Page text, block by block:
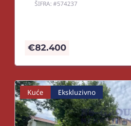
ŠIFRA: #574237
€82.400
Kuće Ekskluzivno